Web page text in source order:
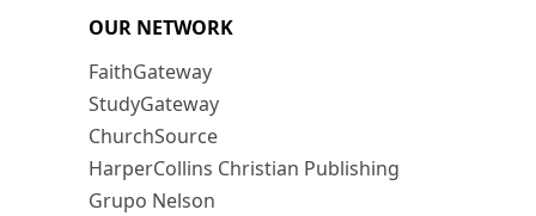
OUR NETWORK
FaithGateway
StudyGateway
ChurchSource
HarperCollins Christian Publishing
Grupo Nelson